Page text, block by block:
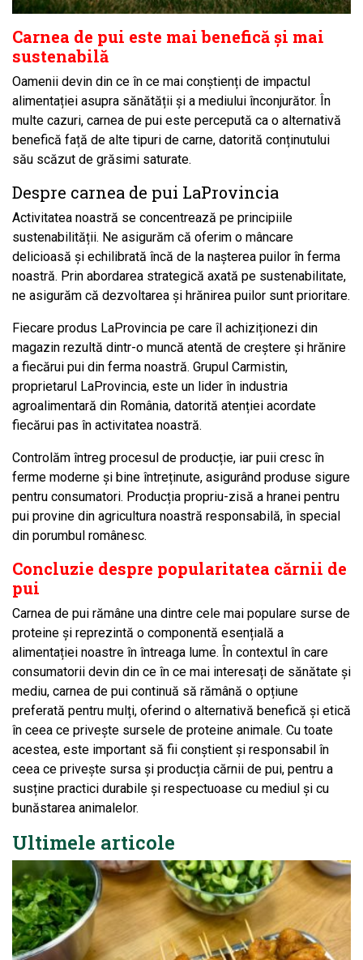
Carnea de pui este mai benefică și mai
sustenabilă
Oamenii devin din ce în ce mai conștienți de impactul
alimentației asupra sănătății și a mediului înconjurător. În
multe cazuri, carnea de pui este percepută ca o alternativă
benefică față de alte tipuri de carne, datorită conținutului
său scăzut de grăsimi saturate.
Despre carnea de pui LaProvincia
Activitatea noastră se concentrează pe principiile
sustenabilității. Ne asigurăm că oferim o mâncare
delicioasă și echilibrată încă de la nașterea puilor în ferma
noastră. Prin abordarea strategică axată pe sustenabilitate,
ne asigurăm că dezvoltarea și hrănirea puilor sunt prioritare.
Fiecare produs LaProvincia pe care îl achiziționezi din
magazin rezultă dintr-o muncă atentă de creștere și hrănire
a fiecărui pui din ferma noastră. Grupul Carmistin,
proprietarul LaProvincia, este un lider în industria
agroalimentară din România, datorită atenției acordate
fiecărui pas în activitatea noastră.
Controlăm întreg procesul de producție, iar puii cresc în
ferme moderne și bine întreținute, asigurând produse sigure
pentru consumatori. Producția propriu-zisă a hranei pentru
pui provine din agricultura noastră responsabilă, în special
din porumbul românesc.
Concluzie despre popularitatea cărnii de
pui
Carnea de pui rămâne una dintre cele mai populare surse de
proteine și reprezintă o componentă esențială a
alimentației noastre în întreaga lume. În contextul în care
consumatorii devin din ce în ce mai interesați de sănătate și
mediu, carnea de pui continuă să rămână o opțiune
preferată pentru mulți, oferind o alternativă benefică și etică
în ceea ce privește sursele de proteine animale. Cu toate
acestea, este important să fii conștient și responsabil în
ceea ce privește sursa și producția cărnii de pui, pentru a
susține practici durabile și respectuoase cu mediul și cu
bunăstarea animalelor.
Ultimele articole